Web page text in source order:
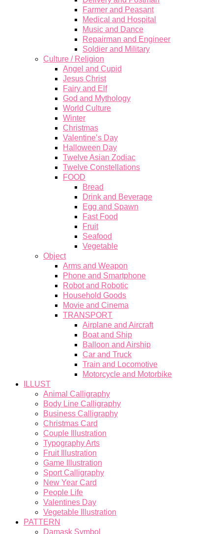
Farmer and Peasant
Medical and Hospital
Music and Dance
Repairman and Engineer
Soldier and Military
Culture / Religion
Angel and Cupid
Jesus Christ
Fairy and Elf
God and Mythology
World Culture
Winter
Christmas
Valentine’s Day
Halloween Day
Twelve Asian Zodiac
Twelve Constellations
FOOD
Bread
Drink and Beverage
Egg and Spawn
Fast Food
Fruit
Seafood
Vegetable
Object
Arms and Weapon
Phone and Smartphone
Robot and Robotic
Household Goods
Movie and Cinema
TRANSPORT
Airplane and Aircraft
Boat and Ship
Balloon and Airship
Car and Truck
Train and Locomotive
Motorcycle and Motorbike
ILLUST
Animal Calligraphy
Body Line Calligraphy
Business Calligraphy
Christmas Card
Couple Illustration
Typography Arts
Fruit Illustration
Game Illustration
Sport Calligraphy
New Year Card
People Life
Valentines Day
Vegetable Illustration
PATTERN
Damask Symbol